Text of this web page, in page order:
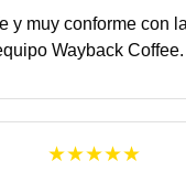
y muy conforme con
Wayback Coffee.
★★★★★